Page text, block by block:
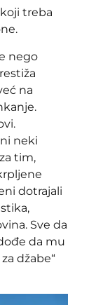
treba
nego
na
neki
tim,
dotrajali
Sve da
da mu
džabe“